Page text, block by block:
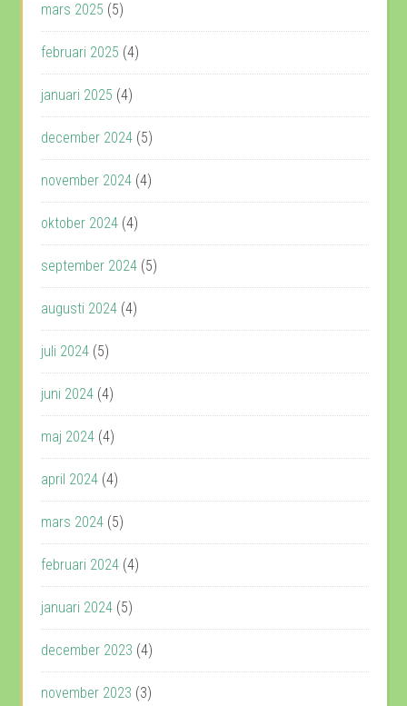
mars 2025 (5)
februari 2025 (4)
januari 2025 (4)
december 2024 (5)
november 2024 (4)
oktober 2024 (4)
september 2024 (5)
augusti 2024 (4)
juli 2024 (5)
juni 2024 (4)
maj 2024 (4)
april 2024 (4)
mars 2024 (5)
februari 2024 (4)
januari 2024 (5)
december 2023 (4)
november 2023 (3)